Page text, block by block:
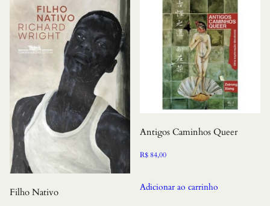
Filho Nativo
Antigos Caminhos Queer
R$ 84,00
Adicionar ao carrinho